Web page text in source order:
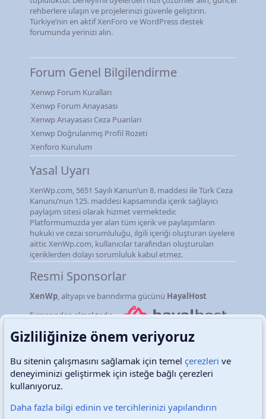
rehberlere ulaşın ve projelerinizi güvenle geliştirin.
Türkiye’nin en aktif XenForo ve WordPress destek
forumunda yerinizi alın.
Forum Genel Bilgilendirme
Xenwp Forum Kuralları
Xenwp Forum Anayasası
Xenwp Anayasası Ceza Puanları
Xenwp Doğrulanmış Profil Rozeti
Xenforo Kurulum
Yasal Uyarı
XenWp.com, 5651 Sayılı Kanun’un 8. maddesi ile Türk Ceza
Kanunu’nun 125. maddesi kapsamında içerik sağlayıcı
paylaşım sitesi olarak hizmet vermektedir.
Platformumuzda yer alan tüm içerik ve paylaşımların
hukuki ve cezai sorumluluğu, ilgili içeriği oluşturan üyelere
aittir. XenWp.com, kullanıcılar tarafından oluşturulan
içeriklerden dolayı sorumluluk kabul etmez.
Resmi Sponsorlar
XenWp, altyapı ve barındırma gücünü HayalHost
firmasından almaktadır.
Türkçe (TR) Çerezler
Destek talepleri Bize ulaşın Şartlar ve kurallar
Gizliliğinize önem veriyoruz
Bu sitenin çalışmasını sağlamak için temel çerezleri ve
deneyiminizi geliştirmek için isteğe bağlı çerezleri
kullanıyoruz.
Daha fazla bilgi edinin ve tercihlerinizi yapılandırın